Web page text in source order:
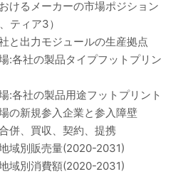
けるメーカーの市場ポジション
ティア3）
と出力モジュールの生産拠点
:各社の製品タイプフットプリン
:各社の製品用途フットプリント
の新規参入企業と参入障壁
併、買収、契約、提携
域別販売量(2020-2031)
域別消費額(2020-2031)